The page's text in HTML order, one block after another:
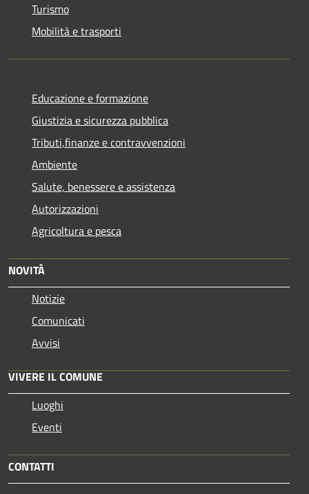
Turismo
Mobilità e trasporti
Educazione e formazione
Giustizia e sicurezza pubblica
Tributi,finanze e contravvenzioni
Ambiente
Salute, benessere e assistenza
Autorizzazioni
Agricoltura e pesca
NOVITÀ
Notizie
Comunicati
Avvisi
VIVERE IL COMUNE
Luoghi
Eventi
CONTATTI